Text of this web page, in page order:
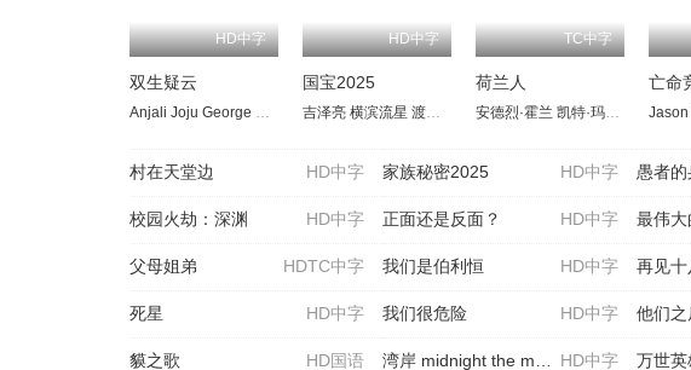
HD中字
双生疑云
Anjali Joju George Srindaa
HD中字
国宝2025
吉泽亮 横滨流星 渡边谦 高畑充希 寺岛忍 田中泯 森七菜 见
TC中字
荷兰人
安德烈·霍兰 凯特·玛拉 斯蒂芬·
亡命
Jason
HD中字
村在天堂边 HD中字
家族秘密2025 愚者
HD中字
校园火劫：深渊 HD中字
正面还是反面？ 最伟
HDTC中字
父母姐弟 HD中字
我们是伯利恒 再见十
HD中字
死星 HD中字
我们很危险 他们
HD国语
貘之歌 HD中字
湾岸 midnight the movie 万世英